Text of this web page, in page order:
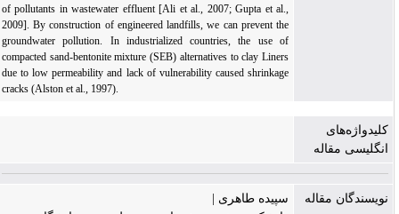
of pollutants in wastewater effluent [Ali et al., 2007; Gupta et al.,
2009]. By construction of engineered landfills, we can prevent the
groundwater pollution. In industrialized countries, the use of
compacted sand-bentonite mixture (SEB) alternatives to clay Liners
due to low permeability and lack of vulnerability caused shrinkage
cracks (Alston et al., 1997).
کلیدواژه‌های
انگلیسی مقاله
نویسندگان مقاله
سپیده طاهری |